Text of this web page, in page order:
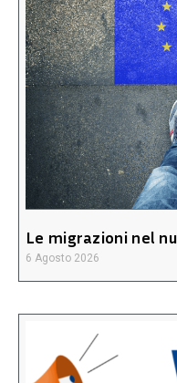
Le migrazioni nel
6 Agosto 2026